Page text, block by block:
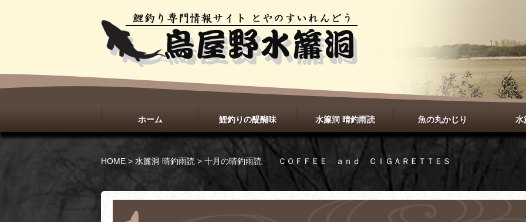
ホーム 鯉釣りの醍醐味 水簾洞 晴釣雨読 魚の丸かじり 水
HOME > 水簾洞 晴釣雨読 > 十月の晴釣雨読 ＣＯＦＦＥＥ ａｎｄ ＣＩＧＡＲＥＴＴＥＳ